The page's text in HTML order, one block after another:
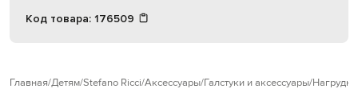
Код товара: 176509
Главная Детям Stefano Ricci Аксессуары Галстуки и аксессуары